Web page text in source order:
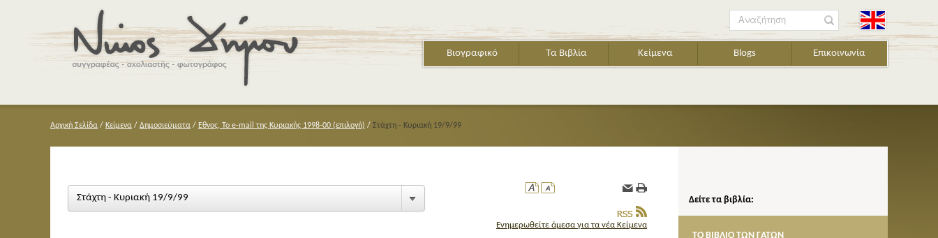
Βιογραφικό Τα Βιβλία Κείμενα Blogs Επικοινωνία
Αναζήτηση
Αρχική Σελίδα / Κείμενα / Δημοσιεύματα / Εθνος, Το e-mail της Κυριακής 1998-00 (επιλογή) / Στάχτη - Κυριακή 19/9/99
Ενημερωθείτε άμεσα για τα νέα Κείμενα
Στάχτη - Κυριακή 19/9/99 Δείτε τα βιβλία: